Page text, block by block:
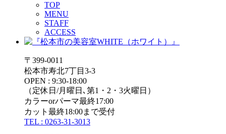
TOP
MENU
STAFF
ACCESS
〒399-0011
松本市寿北7丁目3-3
OPEN : 9:30-18:00
（定休日/月曜日､第1・2・3火曜日）
カラーorパーマ最終17:00
カット最終18:00まで受付
TEL : 0263-31-3013